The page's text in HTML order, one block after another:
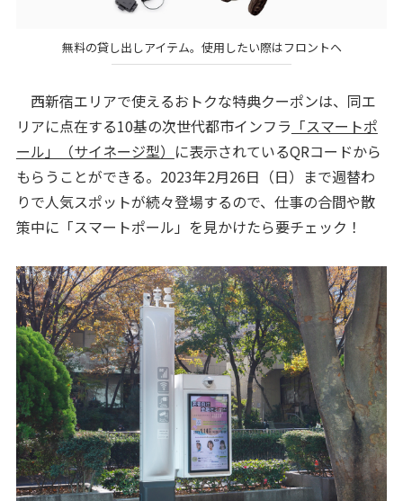
無料の貸し出しアイテム。使用したい際はフロントヘ
西新宿エリアで使えるおトクな特典クーポンは、同エ
リアに点在する10基の次世代都市インフラ 「スマートポ
ール」（サイネージ型） に表示されているQRコードから
もらうことができる。2023年2月26日（日）まで週替わ
りで人気スポットが続々登場するので、仕事の合間や散
策中に「スマートポール」を見かけたら要チェック！